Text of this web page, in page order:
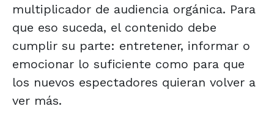
multiplicador de audiencia orgánica. Para
que eso suceda, el contenido debe
cumplir su parte: entretener, informar o
emocionar lo suficiente como para que
los nuevos espectadores quieran volver a
ver más.